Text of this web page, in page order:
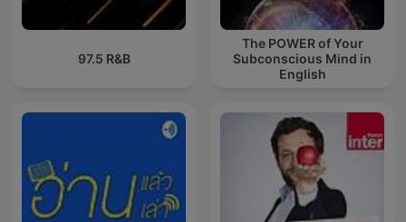
97.5 R&B
The POWER of Your
Subconscious Mind in
English